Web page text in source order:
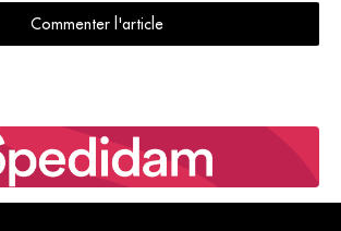
Commenter l'article